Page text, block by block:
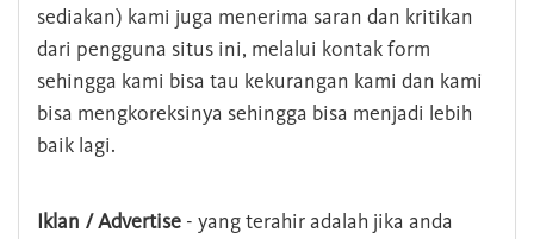
sediakan) kami juga menerima saran dan kritikan
dari pengguna situs ini, melalui kontak form
sehingga kami bisa tau kekurangan kami dan kami
bisa mengkoreksinya sehingga bisa menjadi lebih
baik lagi.
Iklan / Advertise - yang terahir adalah jika anda